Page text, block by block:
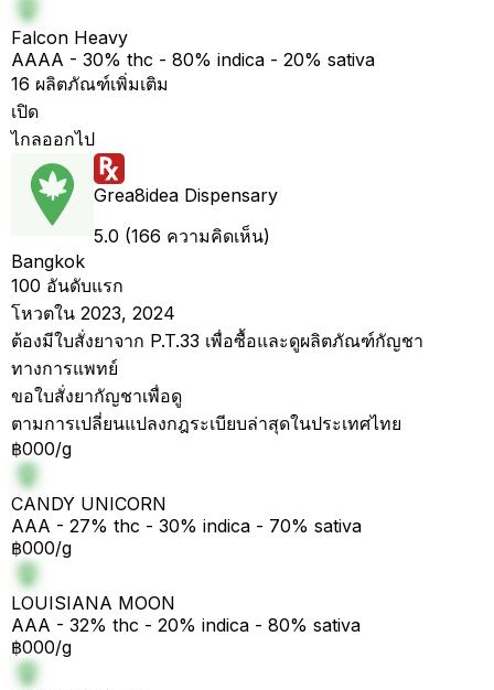
Falcon Heavy
AAAA - 30% thc - 80% indica - 20% sativa
16 ผลิตภัณฑ์เพิ่มเติม
เปิด
ไกลออกไป
Grea8idea Dispensary
5.0 (166 ความคิดเห็น)
Bangkok
100 อันดับแรก
โหวตใน 2023, 2024
ต้องมีใบสั่งยาจาก P.T.33 เพื่อซื้อและดูผลิตภัณฑ์กัญชา
ทางการแพทย์
ขอใบสั่งยากัญชาเพื่อดู
ตามการเปลี่ยนแปลงกฎระเบียบล่าสุดในประเทศไทย
฿000/g
CANDY UNICORN
AAA - 27% thc - 30% indica - 70% sativa
฿000/g
LOUISIANA MOON
AAA - 32% thc - 20% indica - 80% sativa
฿000/g